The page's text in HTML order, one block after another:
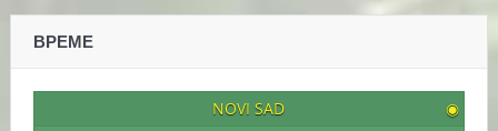
ВРЕМЕ
NOVI SAD ◉